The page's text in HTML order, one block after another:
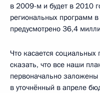
в 2009-м и будет в 2010
региональных программ
предусмотрено 36,4
Что касается
сказать, что все наши
первоначально
в уточнённый в апреле